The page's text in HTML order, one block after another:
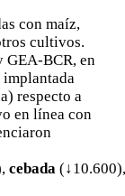
con maíz,
cultivos.
GEA-BCR, en
implantada
respecto a
en línea con
cebada